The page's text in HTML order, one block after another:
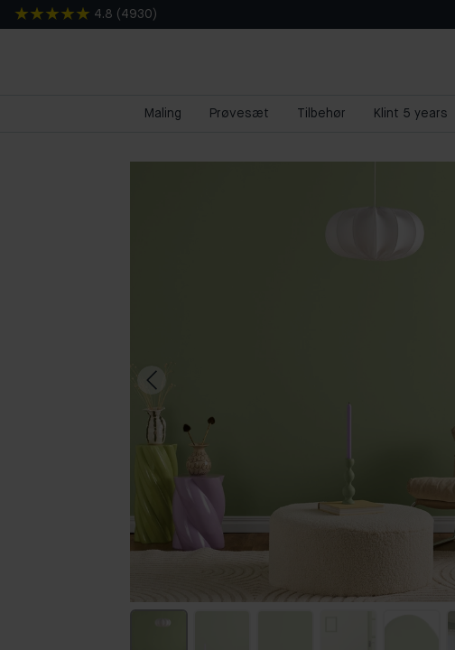
4.8 ( 4930 )
Maling Prøvesæt Tilbehør Klint 5 years